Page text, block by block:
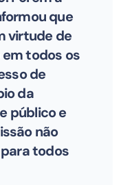
que
virtude de
todos os
de
da
público e
não
todos